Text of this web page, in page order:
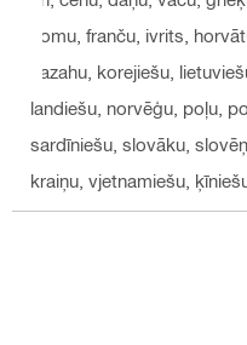
somu, franču, ivrits,
kazahu, korejiešu,
landiešu, norvēģu, poļu,
sardīniešu, slovāku,
kraiņu, vjetnamiešu,